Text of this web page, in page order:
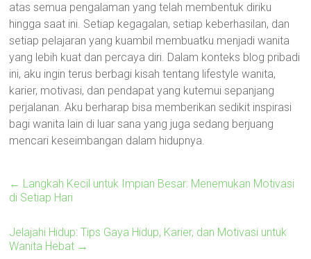
atas semua pengalaman yang telah membentuk diriku
hingga saat ini. Setiap kegagalan, setiap keberhasilan, dan
setiap pelajaran yang kuambil membuatku menjadi wanita
yang lebih kuat dan percaya diri. Dalam konteks blog pribadi
ini, aku ingin terus berbagi kisah tentang lifestyle wanita,
karier, motivasi, dan pendapat yang kutemui sepanjang
perjalanan. Aku berharap bisa memberikan sedikit inspirasi
bagi wanita lain di luar sana yang juga sedang berjuang
mencari keseimbangan dalam hidupnya.
← Langkah Kecil untuk Impian Besar: Menemukan Motivasi
di Setiap Hari
Jelajahi Hidup: Tips Gaya Hidup, Karier, dan Motivasi untuk
Wanita Hebat →